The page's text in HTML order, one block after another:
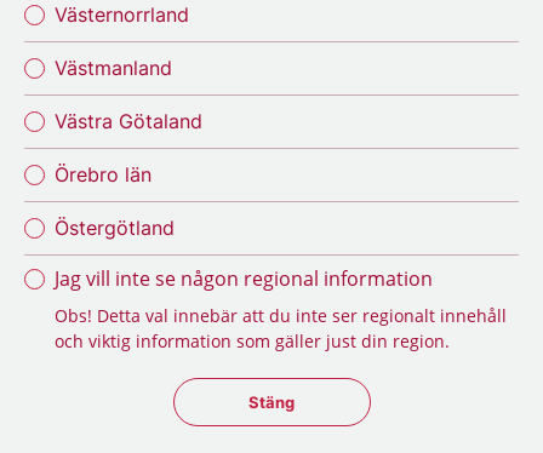
Västernorrland
Västmanland
Västra Götaland
Örebro län
Östergötland
Jag vill inte se någon regional information
Obs! Detta val innebär att du inte ser regionalt innehåll
och viktig information som gäller just din region.
Stäng regionsväljaren
Stäng